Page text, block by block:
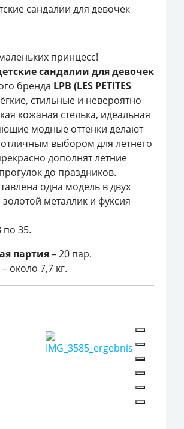
принцесс!
сандалии для девочек
бренда LPB (LES PETITES
стильные и невероятно
кожаная стелька, идеальная
модные оттенки делают
выбором для летнего
дополнят летние
до праздников.
одна модель в двух
металлик и фуксия
по 35.
партия– 20 пар.
– около 7,7 кг.